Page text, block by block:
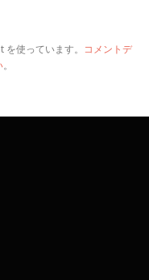
使っています。 コメントデ
。